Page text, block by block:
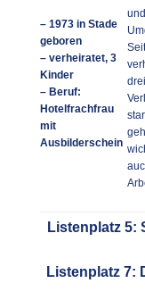
– 1973 in Stade
geboren
– verheiratet, 3
Kinder
– Beruf:
Hotelfrachfrau
mit
Ausbilderschein
Listenplatz 5:
Listenplatz 7: